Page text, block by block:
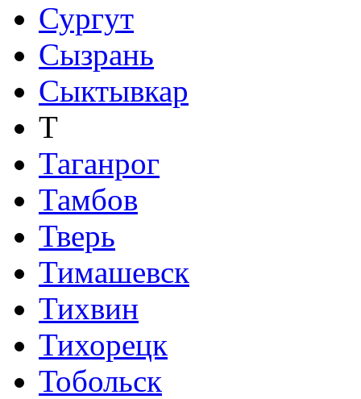
Сургут
Сызрань
Сыктывкар
Т
Таганрог
Тамбов
Тверь
Тимашевск
Тихвин
Тихорецк
Тобольск